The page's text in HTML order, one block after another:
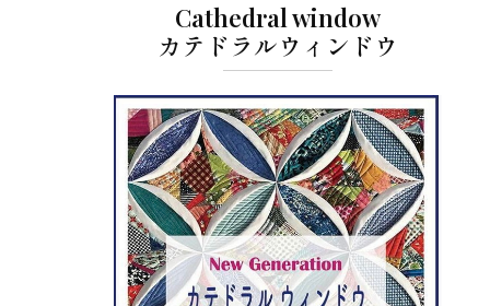
Cathedral window
カテドラルウィンドウ